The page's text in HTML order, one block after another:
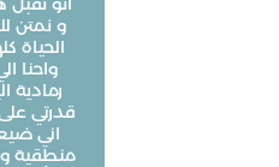
و نمتن
الحياة
واحنا
رمادية
قدرتي
اني
منطقية